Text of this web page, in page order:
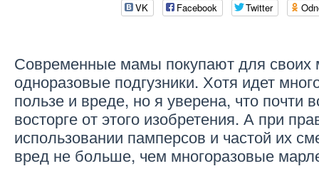
VK Facebook Twitter
Современные мамы покупают для
одноразовые подгузники. Хотя идет
пользе и вреде, но я уверена, что
восторге от этого изобретения. А при
использовании памперсов и частой их
вред не больше, чем многоразовые